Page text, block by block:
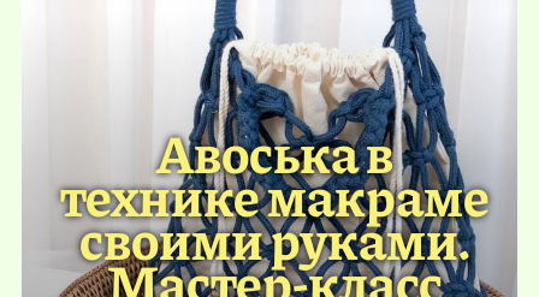
Авоська в
технике макраме
своими руками.